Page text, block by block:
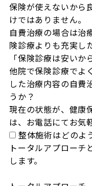
保険が使えないから
けではありません。
自費治療の場合は治
険診療よりも充実し
「保険診療は安いか
他院で保険診療でよ
した治療内容の自費
うか？
現在の状態が、健康
は、お電話にてお気
整体施術はどのよ
トータルアプローチ
します。